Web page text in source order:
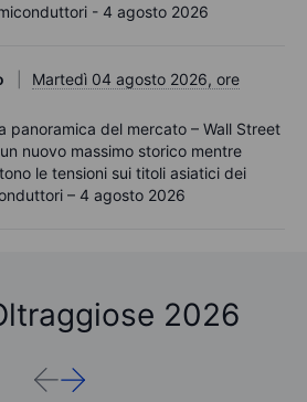
- 4 agosto 2026
Martedì 04 agosto 2026, ore
panoramica del mercato – Wall Street
nuovo massimo storico mentre
le tensioni sui titoli asiatici dei
– 4 agosto 2026
2026